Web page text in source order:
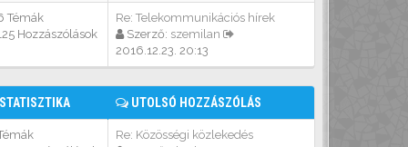
Témák
Hozzászólások
Re: Telekommunikációs hírek
Szerző: szemilan
2016.12.23. 20:13
UTOLSÓ HOZZÁSZÓLÁS
Re: Közösségi közlekedés